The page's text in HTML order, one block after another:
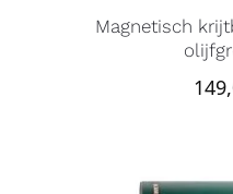
Magnetisch